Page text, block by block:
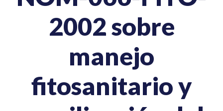
2002 sobre
manejo
fitosanitario y